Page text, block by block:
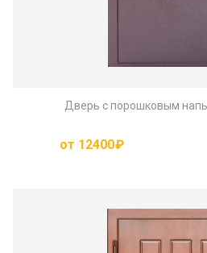
Дверь с порошковым
от 12400₽